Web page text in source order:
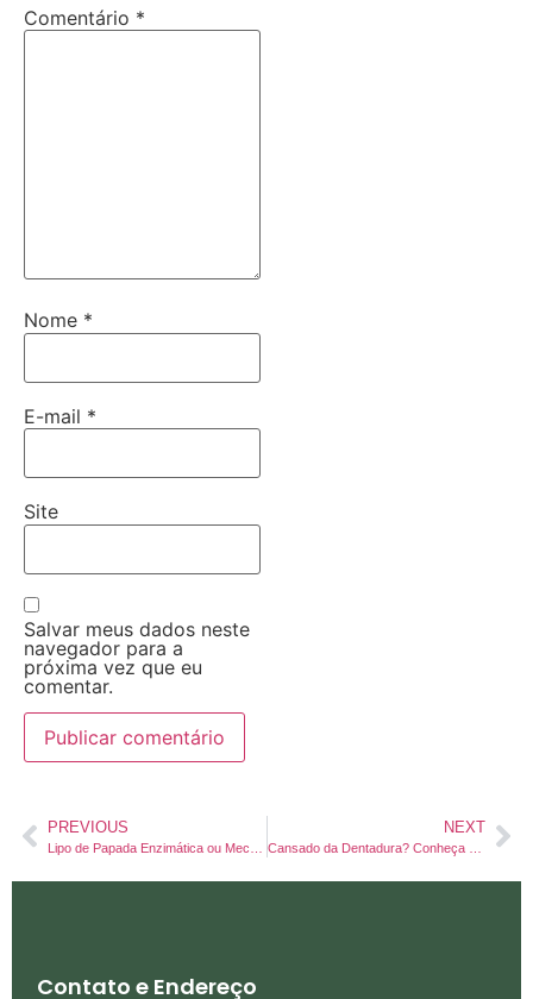
Comentário *
Nome *
E-mail *
Site
Salvar meus dados neste
navegador para a
próxima vez que eu
comentar.
PREVIOUS NEXT
Contato e Endereço